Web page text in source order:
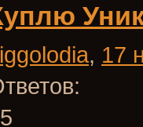
, 17